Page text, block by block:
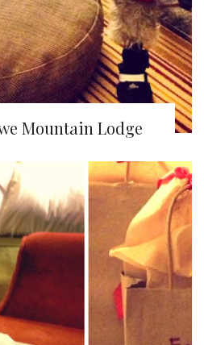
Mountain Lodge